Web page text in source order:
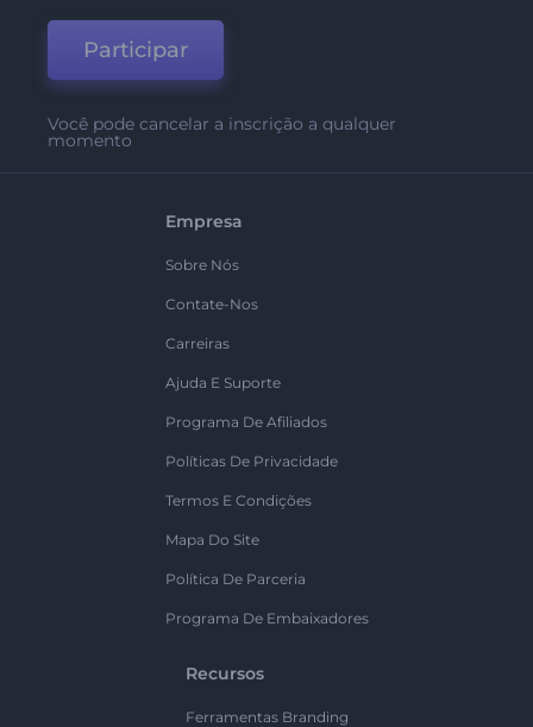
Participar
Você pode cancelar a inscrição a qualquer
momento
Empresa
Sobre Nós
Contate-Nos
Carreiras
Ajuda E Suporte
Programa De Afiliados
Políticas De Privacidade
Termos E Condições
Mapa Do Site
Política De Parceria
Programa De Embaixadores
Recursos
Ferramentas Branding